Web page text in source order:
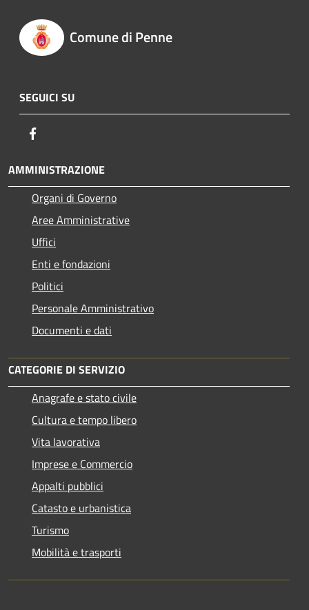
Comune di Penne
SEGUICI SU
AMMINISTRAZIONE
Organi di Governo
Aree Amministrative
Uffici
Enti e fondazioni
Politici
Personale Amministrativo
Documenti e dati
CATEGORIE DI SERVIZIO
Anagrafe e stato civile
Cultura e tempo libero
Vita lavorativa
Imprese e Commercio
Appalti pubblici
Catasto e urbanistica
Turismo
Mobilità e trasporti